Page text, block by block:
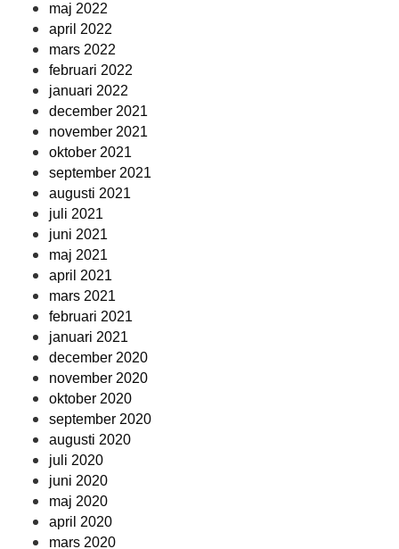
maj 2022
april 2022
mars 2022
februari 2022
januari 2022
december 2021
november 2021
oktober 2021
september 2021
augusti 2021
juli 2021
juni 2021
maj 2021
april 2021
mars 2021
februari 2021
januari 2021
december 2020
november 2020
oktober 2020
september 2020
augusti 2020
juli 2020
juni 2020
maj 2020
april 2020
mars 2020